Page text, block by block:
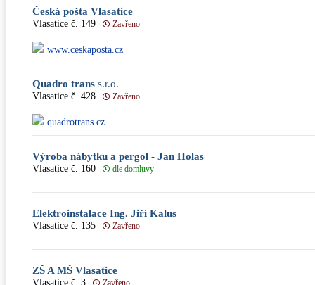
Česká pošta Vlasatice
Vlasatice č. 149 Zavřeno
www.ceskaposta.cz
Quadro trans s.r.o.
Vlasatice č. 428 Zavřeno
quadrotrans.cz
Výroba nábytku a pergol - Jan Holas
Vlasatice č. 160 dle domluvy
Elektroinstalace Ing. Jiří Kalus
Vlasatice č. 135 Zavřeno
ZŠ A MŠ Vlasatice
Vlasatice č. 3